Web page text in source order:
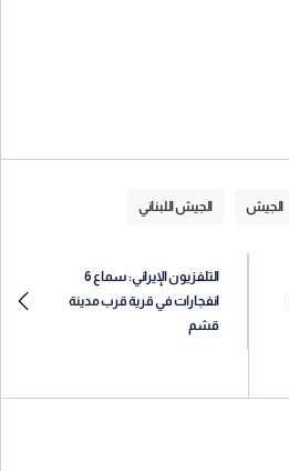
الجيش الجيش اللبناني
التلفزيون الإيراني: سماع 6
انفجارات في قرية قرب مدينة
قشم